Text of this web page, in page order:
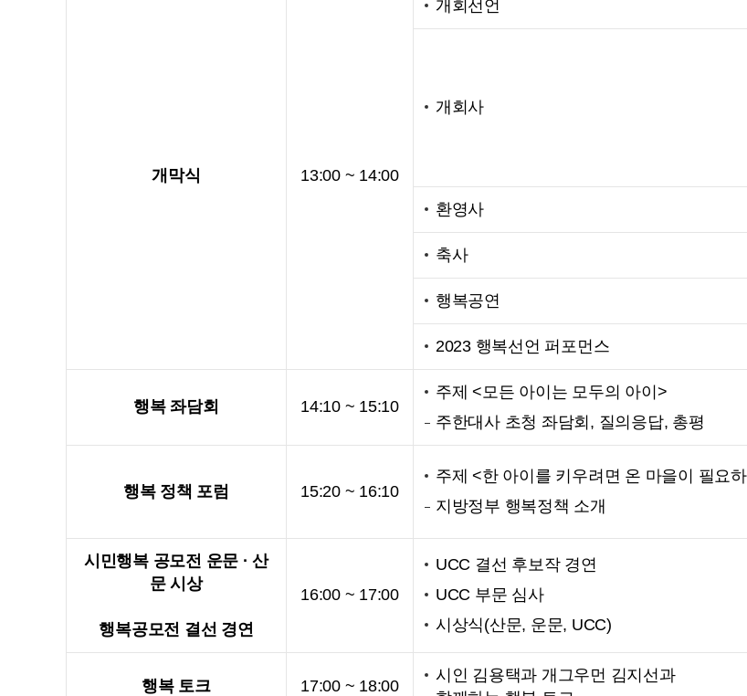
개막식 13:00 ~ 14:00
개회선언
개회사
환영사
축사
행복공연
2023 행복선언 퍼포먼스
행복 좌담회 14:10 ~ 15:10
주제 <모든 아이는 모두의 아이>
주한대사 초청 좌담회, 질의응답, 총평
행복 정책 포럼 15:20 ~ 16:10
주제 <한 아이를 키우려면 온 마을이 필요
지방정부 행복정책 소개
시민행복 공모전 운문 · 산
문 시상
행복공모전 결선 경연
16:00 ~ 17:00
UCC 결선 후보작 경연
UCC 부문 심사
시상식(산문, 운문, UCC)
행복 토크 17:00 ~ 18:00
시인 김용택과 개그우먼 김지선과